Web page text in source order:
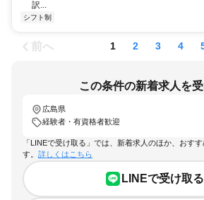
訳...
シフト制
前へ 1 2 3 4
この条件の新着求人を
広島県
経験者・有資格者歓迎
「LINEで受け取る」では、新着求人のほか、おす
す。 詳しくはこちら
LINEで受け取る